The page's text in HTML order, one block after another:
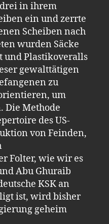
in ihrem
ein und zerrte
Scheiben nach
wurden Säcke
und Plastikoveralls
gewalttätigen
zu
um
Die Methode
des US-
von Feinden,
Folter, wie wir es
Abu Ghuraib
KSK an
ist, wird bisher
geheim